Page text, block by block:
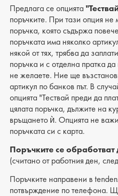
Категория: обувки
Лицев материал:
Хастар: еко кожа
Ходило/Подметка:
Вид стелка: еко кожа
Височина на тока: -
Височина подметка: 4 cm
Височина на
Разстояние от петата до
Обиколка на прасеца: -
Предлага се опцията
поръчките. При тази опция
поръчка, която съдържа
поръчката има няколко
някой от тях, трябва да
поръчка и с отделна пратка
не желаете. Ние ще
артикул по банков път. В
опцията "Тествай преди да
цялата поръчка, дължите на
връщането ѝ. Опцията не
поръчката си с карта.
Поръчките се
(считано от работния ден,
Поръчките направени в
потвърждение по телефона.